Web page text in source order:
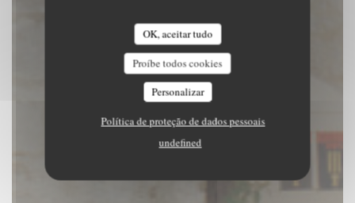
OK, aceitar tudo
Proíbe todos cookies
Personalizar
Política de proteção de dados pessoais
undefined